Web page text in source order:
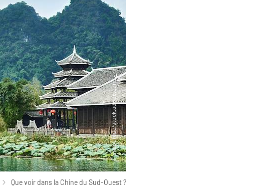
Que voir dans la Chine du Sud-Ouest ?